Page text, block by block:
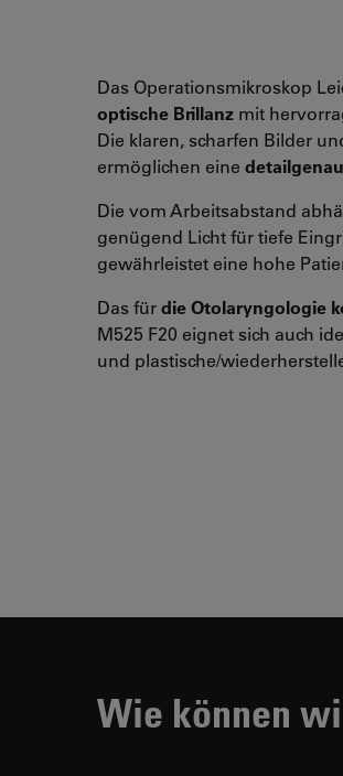
Das Operationsmikroskop
optische Brillanz mit
Die klaren, scharfen Bilder
ermöglichen eine
Die vom Arbeitsabstand
genügend Licht für tiefe
gewährleistet eine hohe
Das fürdie Otolaryngologie
M525 F20 eignet sich auch
und plastische/
Wie können